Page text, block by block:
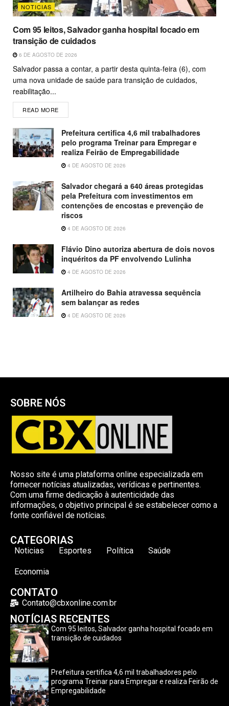
NOTICIAS
Com 95 leitos, Salvador ganha hospital focado em
transição de cuidados
6 DE AGOSTO DE 2026
Salvador passa a contar, a partir desta quinta-feira (6), com
uma nova unidade de saúde para transição de cuidados,
reabilitação...
READ MORE
Prefeitura certifica 4,6 mil trabalhadores
pelo programa Treinar para Empregar e
realiza Feirão de Empregabilidade
4 DE AGOSTO DE 2026
Salvador chegará a 640 áreas protegidas
pela Prefeitura com investimentos em
contenções de encostas e prevenção de
riscos
4 DE AGOSTO DE 2026
Flávio Dino autoriza abertura de dois novos
inquéritos da PF envolvendo Lulinha
4 DE AGOSTO DE 2026
Artilheiro do Bahia atravessa sequência
sem balançar as redes
4 DE AGOSTO DE 2026
SOBRE NÓS
Nosso site é uma plataforma online especializada em
fornecer notícias atualizadas, verídicas e pertinentes.
Com uma firme dedicação à autenticidade das
informações, o objetivo principal é se estabelecer como a
fonte confiável de notícias.
CATEGORIAS
Noticias Esportes Política Saúde
Economia
CONTATO
Contato@cbxonline.com.br
NOTÍCIAS RECENTES
Com 95 leitos, Salvador ganha hospital focado em
transição de cuidados
Prefeitura certifica 4,6 mil trabalhadores pelo
programa Treinar para Empregar e realiza Feirão de
Empregabilidade